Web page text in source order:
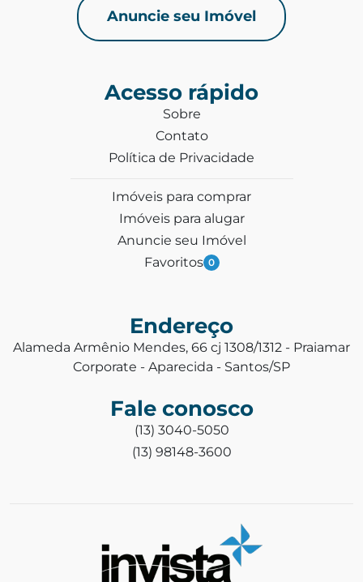
Anuncie seu Imóvel
Acesso rápido
Sobre
Contato
Política de Privacidade
Imóveis para comprar
Imóveis para alugar
Anuncie seu Imóvel
Favoritos 0
Endereço
Alameda Armênio Mendes, 66 cj 1308/1312 - Praiamar
Corporate - Aparecida - Santos/SP
Fale conosco
(13) 3040-5050
(13) 98148-3600